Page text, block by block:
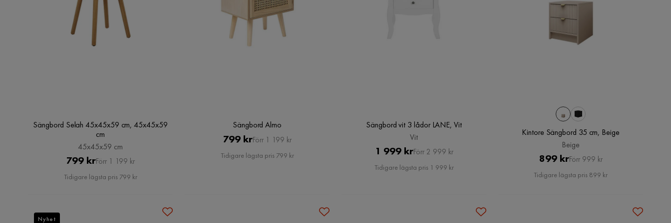
Sängbord Selah 45x45x59 cm, 45x45x59
cm
45x45x59 cm
Pris
799 kr Original
Pris
Förr 1 199 kr
Tidigare lägsta pris 799 kr
Sängbord Almo
Pris
799 kr Original
Pris
Förr 1 199 kr
Tidigare lägsta pris 799 kr
Sängbord vit 3 lådor LANE, Vit
Vit
Pris
1 999 krOriginal
Pris
Förr 2 999 kr
Tidigare lägsta pris 1 999 kr
Kintore Sängbord 35 cm, Beige
Beige
Pris
899 krOriginal
Pris
Förr 999 kr
Tidigare lägsta pris 899 kr
Nyhet